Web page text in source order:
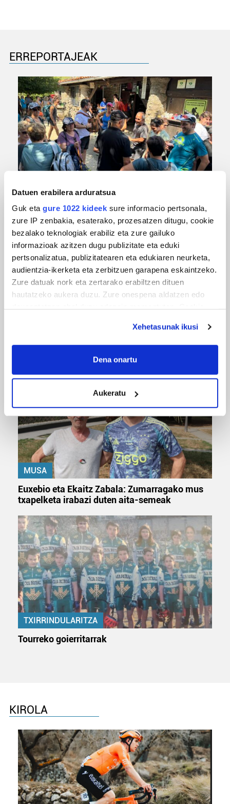
Datuen erabilera arduratsua
Guk eta gure 1022 kideek sure informacio pertsonala,
zure IP zenbakia, esaterako, prozesatzen ditugu, cookie
bezalako teknologiak erabiliz eta zure gailuko
informazioak azitzen dugu publizitate eta eduki
pertsonalizatua, publizitatearen eta edukiaren neurketa,
audientzia-ikerketa eta zerbitzuen garapena eskaintzeko.
Zure datuak nork eta zertarako erabiltzen dituen
hautatzeko aukera duzu. Zure onespena aldatzen edo
If you allow, we would also like to:
Collect information about your geographical
Identify your device by actively scanning it for
specific characteristics (fingerprinting)
Find out more about how your personal data is processed
and set your preferences in thedetails section.
Guk eta gure bazkideek zure datu pertsonalak
prozesatzen ditugu, zure IP zenbakia, besteak beste,
pertsonalizatuak eskaintzeko, iragarkiak eta edukia
neurtzeko, jendeari buruzko informazioa biltzeko eta
produktuak garatzeko. Zure datuak nork eta zertarako
erabiltzen dituen hauta dezakezu.
Bazkide batzuek ez dizute baimenik eskatzen, eta beren
interes komertzial legitimoetan babesten dira. Ikusi gure
bazkideen zerrenda, beren ustez zein helburutarako
duten interes legitimoa eta horren aurka nola egin
dezakezun ikusteko.
Lortu zure datu pertsonalak prozesatzeko moduari
buruzko informazio gehiago eta ezarri zure lehentasunak
fitxategiak erabiltzen ditu. Zure esperientzia eta
zerbitzuak hobetzeko asmoz, cookie teknologiaz
baliatzen gara. Ohar hau onartuz gero, teknologia hori
erabiltzeko baimen esplizitua ematen diguzu.Gehiago
irakurri
Xehetasunak ikusi
Dena onartu
Aukeratu
ERREPORTAJEAK
MUSA
Euxebio eta Ekaitz Zabala: Zumarragako mus
txapelketa irabazi duten aita-semeak
TXIRRINDULARITZA
Tourreko goierritarrak
KIROLA